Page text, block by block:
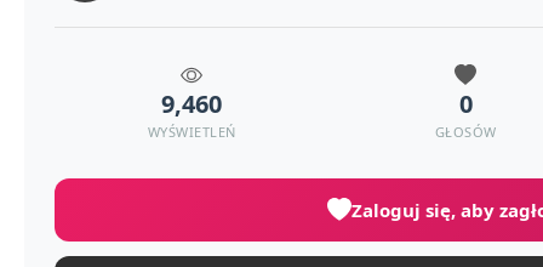
9,460
WYŚWIETLEŃ
0
GŁOSÓW
Zaloguj się, aby